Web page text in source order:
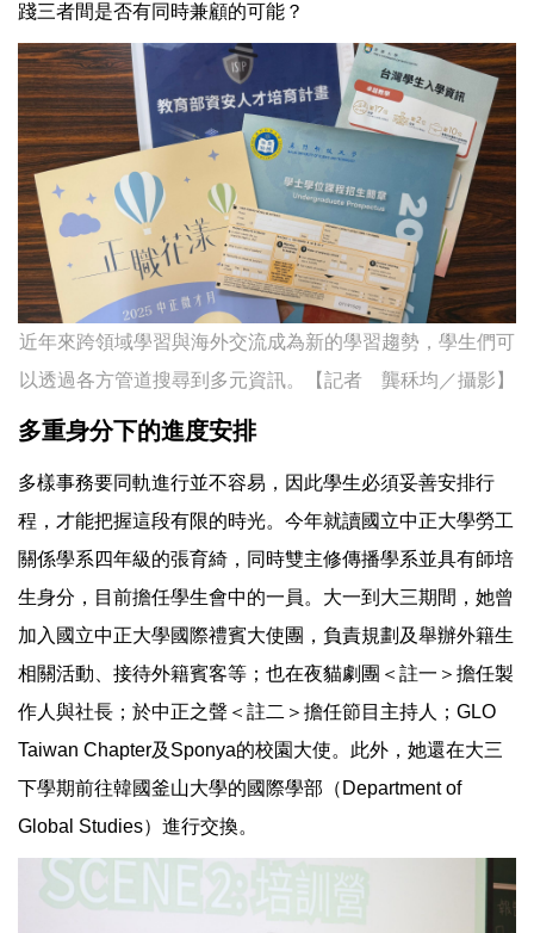
踐三者間是否有同時兼顧的可能？
近年來跨領域學習與海外交流成為新的學習趨勢，學生們可
以透過各方管道搜尋到多元資訊。【記者 龔秝均／攝影】
多重身分下的進度安排
多樣事務要同軌進行並不容易，因此學生必須妥善安排行
程，才能把握這段有限的時光。今年就讀國立中正大學勞工
關係學系四年級的張育綺，同時雙主修傳播學系並具有師培
生身分，目前擔任學生會中的一員。大一到大三期間，她曾
加入國立中正大學國際禮賓大使團，負責規劃及舉辦外籍生
相關活動、接待外籍賓客等；也在夜貓劇團＜註一＞擔任製
作人與社長；於中正之聲＜註二＞擔任節目主持人；GLO
Taiwan Chapter及Sponya的校園大使。此外，她還在大三
下學期前往韓國釜山大學的國際學部（Department of
Global Studies）進行交換。